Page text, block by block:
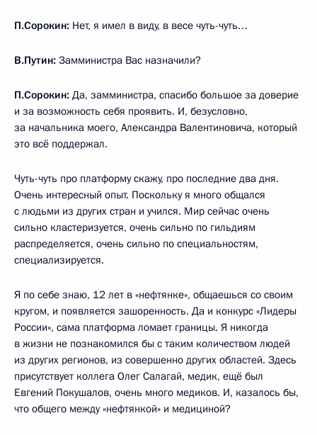
П.Сорокин: Нет, я имел в виду, в весе чуть-чуть…
В.Путин: Замминистра Вас назначили?
П.Сорокин: Да, замминистра, спасибо большое за доверие
и за возможность себя проявить. И, безусловно,
за начальника моего, Александра Валентиновича, который
это всё поддержал.
Чуть-чуть про платформу скажу, про последние два дня.
Очень интересный опыт. Поскольку я много общался
с людьми из других стран и учился. Мир сейчас очень
сильно кластеризуется, очень сильно по гильдиям
распределяется, очень сильно по специальностям,
специализируется.
Я по себе знаю, 12 лет в «нефтянке», общаешься со своим
кругом, и появляется зашоренность. Да и конкурс «Лидеры
России», сама платформа ломает границы. Я никогда
в жизни не познакомился бы с таким количеством людей
из других регионов, из совершенно других областей. Здесь
присутствует коллега Олег Салагай, медик, ещё был
Евгений Покушалов, очень много медиков. И, казалось бы,
что общего между «нефтянкой» и медициной?